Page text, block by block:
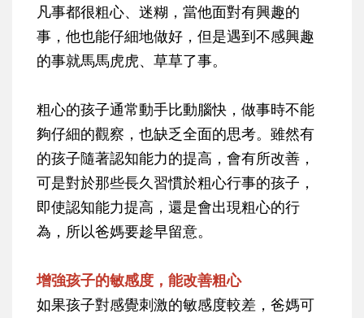
凡事都很粗心、迷糊，當他面對有興趣的
事，他也能仔細地做好，但是遇到不感興趣
的事就馬馬虎虎、草草了事。
粗心的孩子通常動手比動腦快，做事時不能
夠仔細的觀察，也缺乏全面的思考。雖然有
的孩子隨著認知能力的提高，會有所改善，
可是對於那些長久習慣於粗心行事的孩子，
即使認知能力提高，還是會出現粗心的行
為，所以爸媽要趁早留意。
增強孩子的敏感度，能改善粗心
如果孩子對感覺刺激的敏感度較差，爸媽可